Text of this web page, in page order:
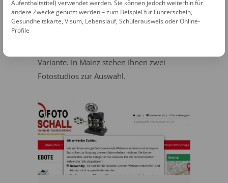
Fotografen sind mit den Anforderungen an
biometrische Passbilder bestens vertraut
Variante. In Mainz stehen Ihnen zwei
Fotostudios zur Auswahl.
Aufenthaltstitel) verwendet werden. Sie können jedoch weiterhin für
andere Zwecke genutzt werden – zum Beispiel für Führerschein,
Gesundheitskarte, Visum, Lebenslauf, Schülerausweis oder Online-
Profile